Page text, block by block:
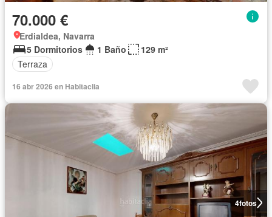
70.000 €
Erdialdea, Navarra
5 Dormitorios
1 Baño
129 m²
Terraza
16 abr 2026 en Habitaclia
4fotos